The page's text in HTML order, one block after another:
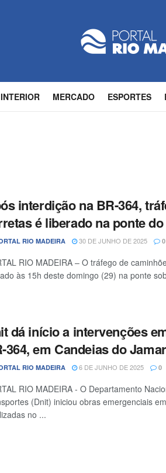
INTERIOR MERCADO ESPORTES
interdição na BR-364,
é liberado na ponte
RIO MADEIRA 30 DE JUNHO DE 2025 0
RIO MADEIRA – O tráfego de
às 15h deste domingo (29) na ponte
dá início a intervenções
364, em Candeias do
RIO MADEIRA 6 DE JUNHO DE 2025 0
RIO MADEIRA - O Departamento
(Dnit) iniciou obras emergenciais
no ...